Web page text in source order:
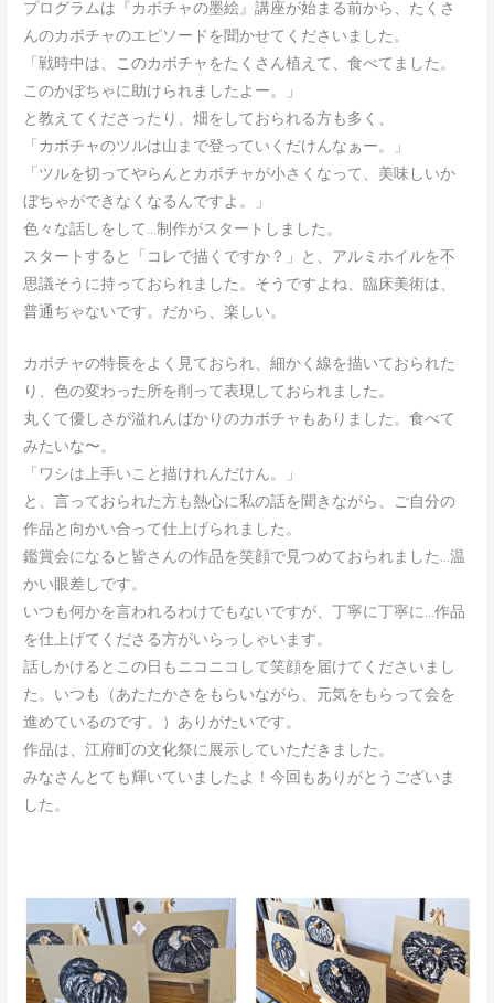
プログラムは『カボチャの墨絵』講座が始まる前から、たくさ
んのカボチャのエピソードを聞かせてくださいました。
「戦時中は、このカボチャをたくさん植えて、食べてました。
このかぼちゃに助けられましたよー。」
と教えてくださったり、畑をしておられる方も多く、
「カボチャのツルは山まで登っていくだけんなぁー。」
「ツルを切ってやらんとカボチャが小さくなって、美味しいか
ぼちゃができなくなるんですよ。」
色々な話しをして…制作がスタートしました。
スタートすると「コレで描くですか？」と、アルミホイルを不
思議そうに持っておられました。そうですよね、臨床美術は、
普通ぢゃないです。だから、楽しい。
カボチャの特長をよく見ておられ、細かく線を描いておられた
り、色の変わった所を削って表現しておられました。
丸くて優しさが溢れんばかりのカボチャもありました。食べて
みたいな〜。
「ワシは上手いこと描けれんだけん。」
と、言っておられた方も熱心に私の話を聞きながら、ご自分の
作品と向かい合って仕上げられました。
鑑賞会になると皆さんの作品を笑顔で見つめておられました…温
かい眼差しです。
いつも何かを言われるわけでもないですが、丁寧に丁寧に…作品
を仕上げてくださる方がいらっしゃいます。
話しかけるとこの日もニコニコして笑顔を届けてくださいまし
た。いつも（あたたかさをもらいながら、元気をもらって会を
進めているのです。）ありがたいです。
作品は、江府町の文化祭に展示していただきました。
みなさんとても輝いていましたよ！今回もありがとうございま
した。